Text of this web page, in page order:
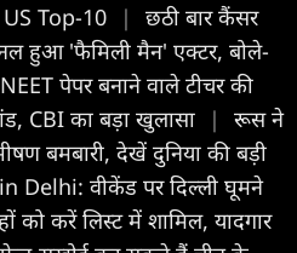
Top-10
|
छठी बार कैंसर
हुआ 'फैमिली मैन' एक्टर, बोले-
NEET पेपर बनाने वाले टीचर की
CBI का बड़ा खुलासा
|
रूस ने
बमबारी, देखें दुनिया की बड़ी
Delhi: वीकेंड पर दिल्ली घूमने
को करें लिस्ट में शामिल, यादगार